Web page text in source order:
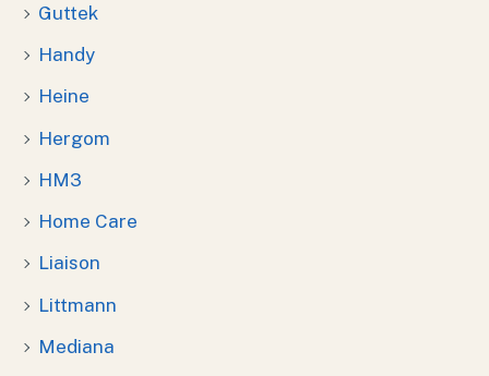
Guttek
Handy
Heine
Hergom
HM3
Home Care
Liaison
Littmann
Mediana